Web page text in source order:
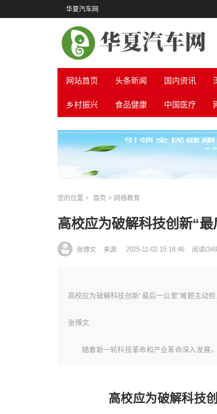
华夏汽车网
网站首页 头条新闻 国内资讯
乡村振兴 食品健康 中国医疗
您的位置 首页 > 网络教育
高校应为破解科技创新“
张博文 来源: 2025-11-02 15:18:46 阅读(
高校应为破解科技创新“最后一公里”难题主动
张博文
随着新一轮科技革命和产业革命深入发展，
高校应为破解科技